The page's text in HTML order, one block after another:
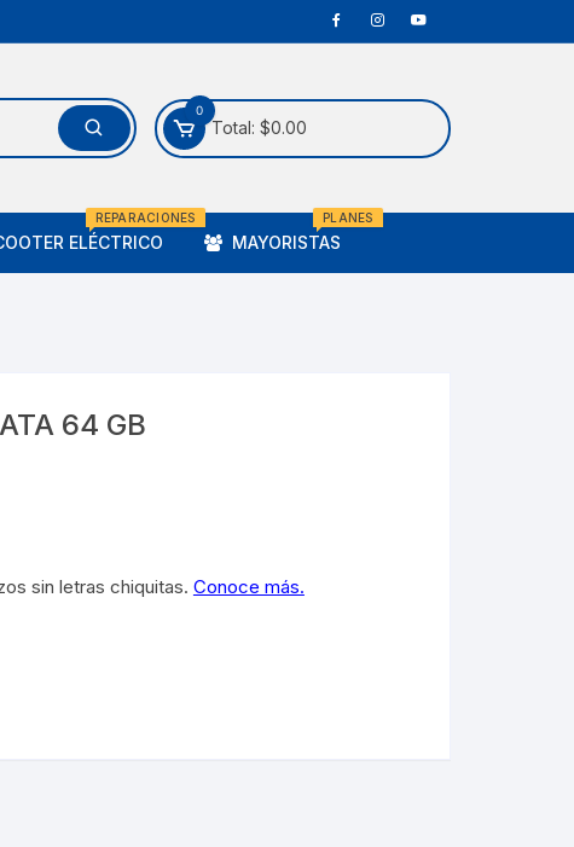
0
Total: $0.00
ELÉCTRICO
REPARACIONES
MAYORISTAS
PLANES
64 GB